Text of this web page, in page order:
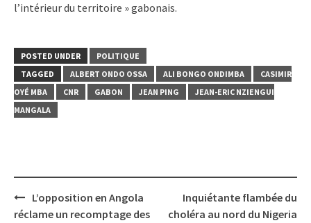
l’intérieur du territoire » gabonais.
POSTED UNDER
POLITIQUE
TAGGED
ALBERT ONDO OSSA ALI BONGO ONDIMBA
CASIMIR
OYÉ MBA
CNR GABON JEAN PING
JEAN-ERIC NZIENGUI
MANGALA
Post
navigation
L’opposition en Angola
réclame un recomptage des
Inquiétante flambée du
choléra au nord du Nigeria